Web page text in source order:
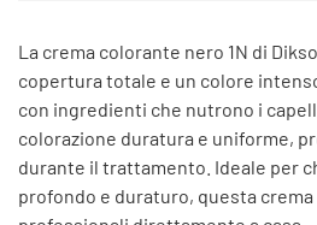
La crema colorante nero 1N di
copertura totale e un colore
con ingredienti che nutrono i
colorazione duratura e uniforme,
durante il trattamento. Ideale per
profondo e duraturo, questa